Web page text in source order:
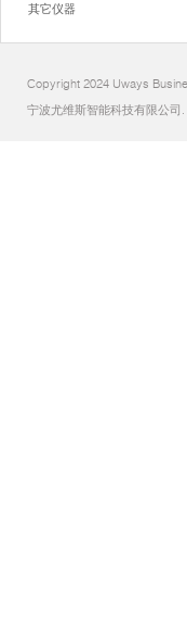
其它仪器
Copyright 2024 Uways
宁波尤维斯智能科技有限公司.